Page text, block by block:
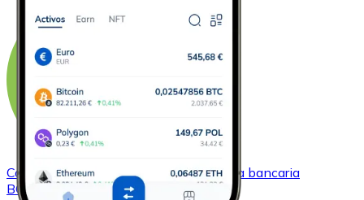
ComprarBitcoin Cashcon transferencia bancaria
BCH